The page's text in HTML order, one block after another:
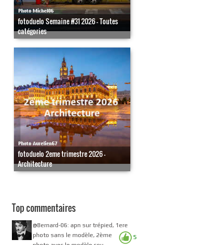
fotoduelo Semaine #31 2026 - Toutes
catégories
fotoduelo 2eme trimestre 2026 -
Architecture
Top commentaires
5
@Bernard-06: apn sur trépied, 1ere
photo sans le modèle, 2ème